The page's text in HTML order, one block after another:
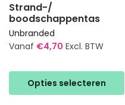
Strand-/
boodschappentas
Unbranded
Vanaf €4,70 Excl. BTW
Opties selecteren
product
heeft